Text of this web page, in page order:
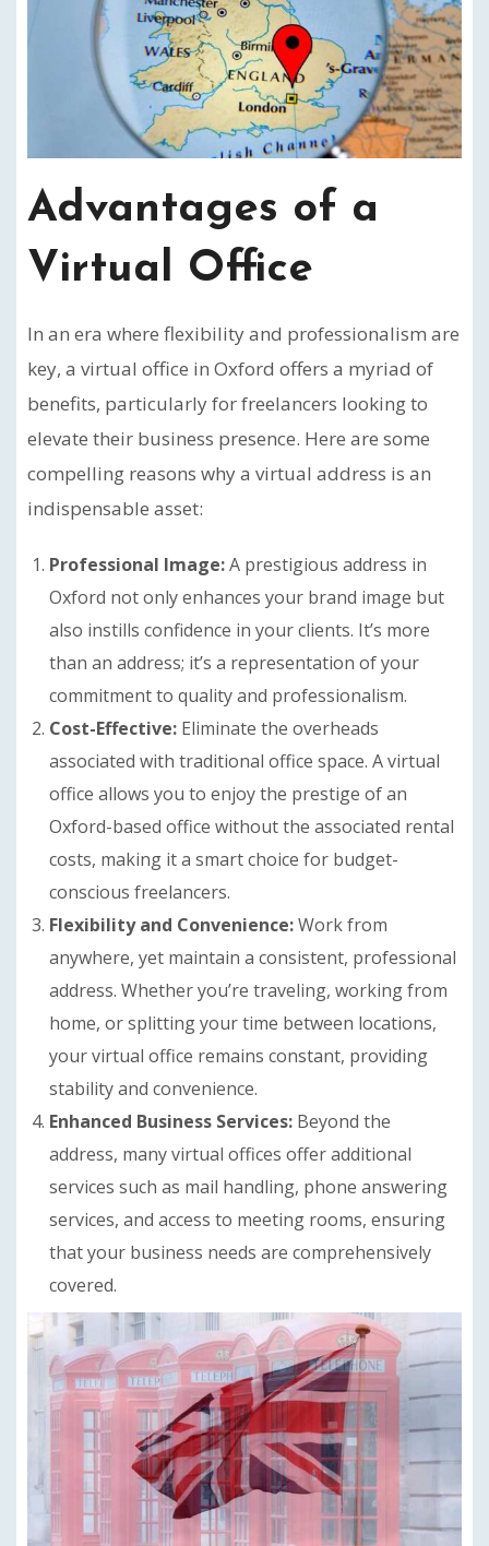
Advantages of a
Virtual Office
In an era where flexibility and professionalism are
key, a virtual office in Oxford offers a myriad of
benefits, particularly for freelancers looking to
elevate their business presence. Here are some
compelling reasons why a virtual address is an
indispensable asset:
Professional Image:A prestigious address in
Oxford not only enhances your brand image but
also instills confidence in your clients. It’s more
than an address; it’s a representation of your
commitment to quality and professionalism.
Cost-Effective: Eliminate the overheads
associated with traditional office space. A virtual
office allows you to enjoy the prestige of an
Oxford-based office without the associated rental
costs, making it a smart choice for budget-
conscious freelancers.
Flexibility and Convenience:Work from
anywhere, yet maintain a consistent, professional
address. Whether you’re traveling, working from
home, or splitting your time between locations,
your virtual office remains constant, providing
stability and convenience.
Enhanced Business Services: Beyond the
address, many virtual offices offer additional
services such as mail handling, phone answering
services, and access to meeting rooms, ensuring
that your business needs are comprehensively
covered.